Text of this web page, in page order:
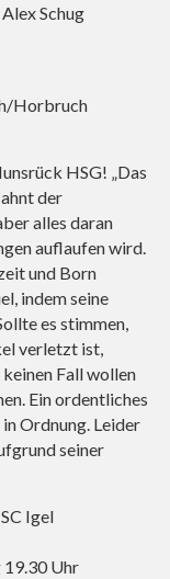
Schug
Horbruch
HSG! „Das
der
alles daran
auflaufen wird.
und Born
indem seine
es stimmen,
verletzt ist,
Fall wollen
Ein ordentliches
Ordnung. Leider
seiner
Igel
Uhr